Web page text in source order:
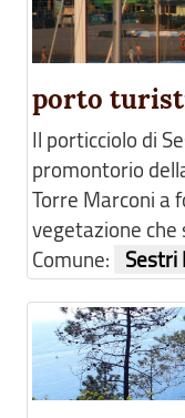
porto
Il porticciolo di
promontorio
Torre Marconi a
vegetazione che
Comune:
Sestri